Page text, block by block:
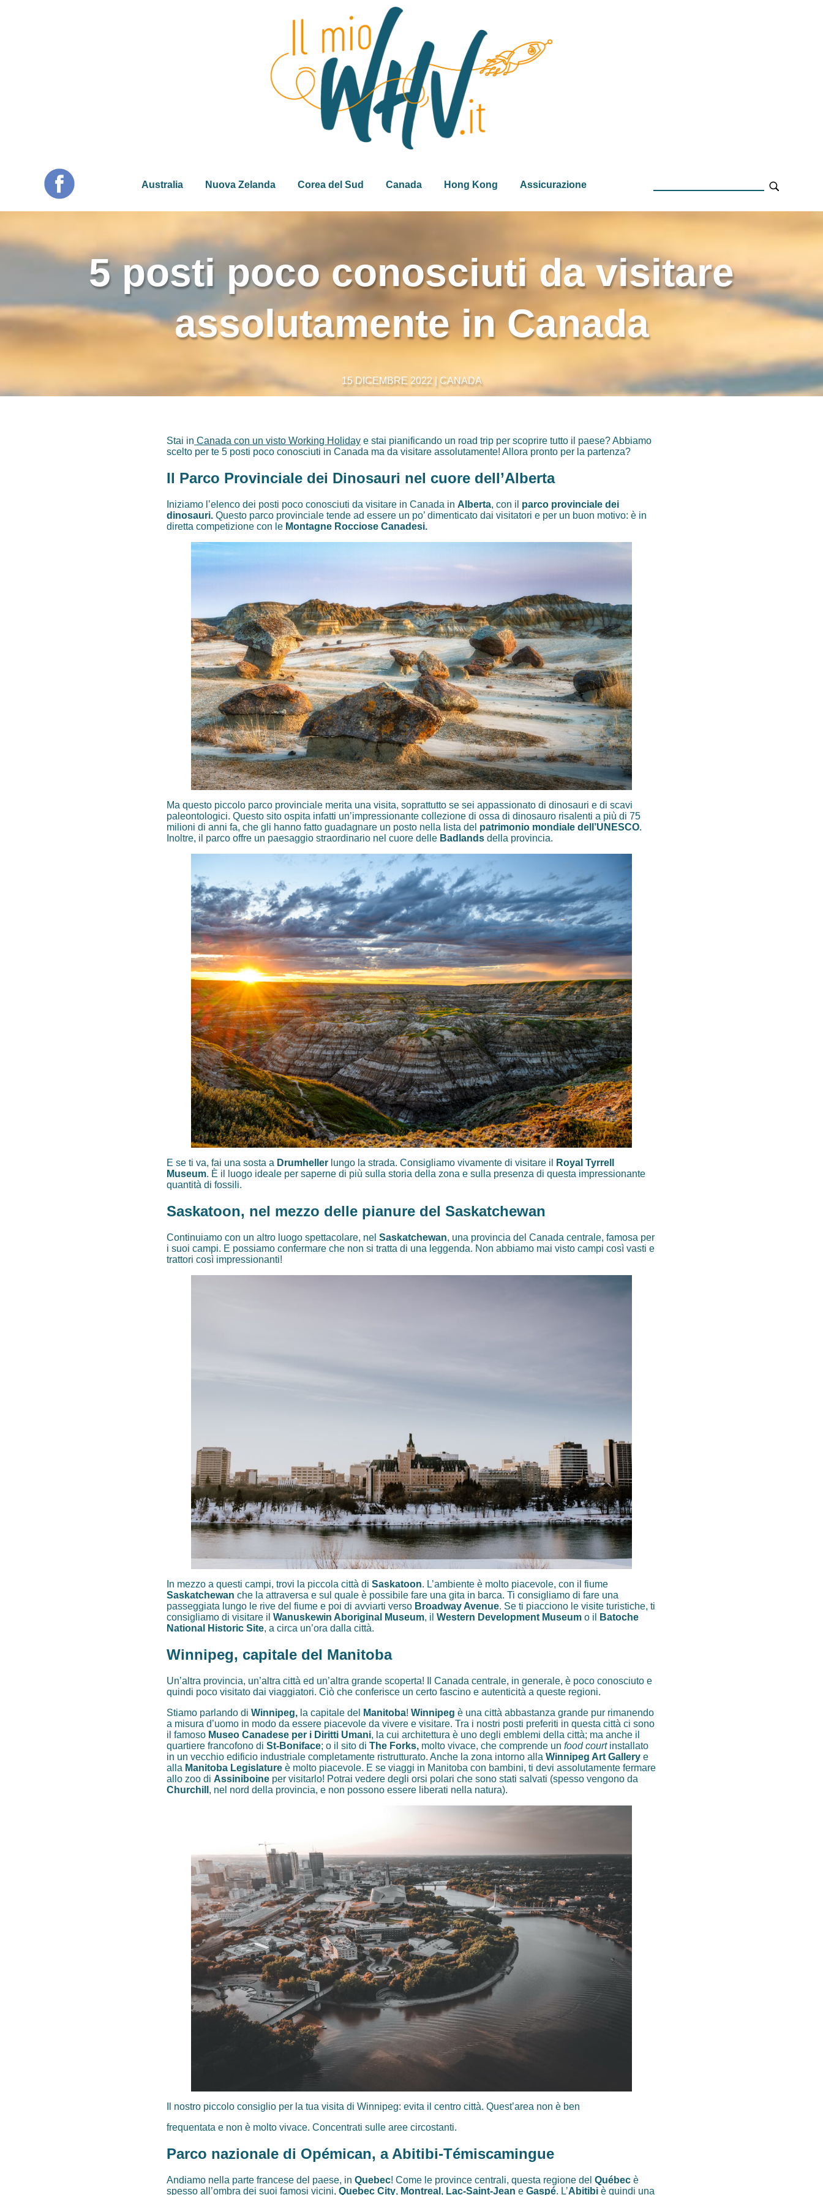
Australia Nuova Zelanda Corea del Sud Canada Hong Kong Assicurazione
5 posti poco conosciuti da visitare
assolutamente in Canada
15 DICEMBRE 2022 | CANADA
Stai in Canada con un visto Working Holiday e stai pianificando un road trip per scoprire tutto il paese? Abbiamo
scelto per te 5 posti poco conosciuti in Canada ma da visitare assolutamente! Allora pronto per la partenza?
Il Parco Provinciale dei Dinosauri nel cuore dell’Alberta
Iniziamo l’elenco dei posti poco conosciuti da visitare in Canada in Alberta, con il parco provinciale dei
dinosauri. Questo parco provinciale tende ad essere un po’ dimenticato dai visitatori e per un buon motivo: è in
diretta competizione con le Montagne Rocciose Canadesi.
Ma questo piccolo parco provinciale merita una visita, soprattutto se sei appassionato di dinosauri e di scavi
paleontologici. Questo sito ospita infatti un’impressionante collezione di ossa di dinosauro risalenti a più di 75
milioni di anni fa, che gli hanno fatto guadagnare un posto nella lista del patrimonio mondiale dell’UNESCO.
Inoltre, il parco offre un paesaggio straordinario nel cuore delle Badlands della provincia.
E se ti va, fai una sosta a Drumheller lungo la strada. Consigliamo vivamente di visitare il
Royal Tyrrell
Museum. È il luogo ideale per saperne di più sulla storia della zona e sulla presenza di questa impressionante
quantità di fossili.
Saskatoon, nel mezzo delle pianure del Saskatchewan
Continuiamo con un altro luogo spettacolare, nel Saskatchewan, una provincia del Canada centrale, famosa per
i suoi campi. E possiamo confermare che non si tratta di una leggenda. Non abbiamo mai visto campi così vasti e
trattori così impressionanti!
In mezzo a questi campi, trovi la piccola città di Saskatoon. L’ambiente è molto piacevole, con il fiume
Saskatchewan che la attraversa e sul quale è possibile fare una gita in barca. Ti consigliamo di fare una
passeggiata lungo le rive del fiume e poi di avviarti verso Broadway Avenue. Se ti piacciono le visite turistiche, ti
consigliamo di visitare il Wanuskewin Aboriginal Museum, il Western Development Museum o il
Batoche
National Historic Site, a circa un’ora dalla città.
Winnipeg, capitale del Manitoba
Un’altra provincia, un’altra città ed un’altra grande scoperta! Il Canada centrale, in generale, è poco conosciuto e
quindi poco visitato dai viaggiatori. Ciò che conferisce un certo fascino e autenticità a queste regioni.
Stiamo parlando di Winnipeg, la capitale del Manitoba! Winnipeg è una città abbastanza grande pur rimanendo
a misura d’uomo in modo da essere piacevole da vivere e visitare. Tra i nostri posti preferiti in questa città ci sono
il famoso Museo Canadese per i Diritti Umani, la cui architettura è uno degli emblemi della città; ma anche il
quartiere francofono di St-Boniface; o il sito di The Forks, molto vivace, che comprende un food courtinstallato
in un vecchio edificio industriale completamente ristrutturato. Anche la zona intorno alla Winnipeg Art Gallery e
alla Manitoba Legislature è molto piacevole. E se viaggi in Manitoba con bambini, ti devi assolutamente fermare
allo zoo di Assiniboine per visitarlo! Potrai vedere degli orsi polari che sono stati salvati (spesso vengono da
Churchill , nel nord della provincia, e non possono essere liberati nella natura).
Il nostro piccolo consiglio per la tua visita di Winnipeg: evita il centro città. Quest’area non è ben
frequentata e non è molto vivace. Concentrati sulle aree circostanti.
Parco nazionale di Opémican, a Abitibi-Témiscamingue
Andiamo nella parte francese del paese, in Quebec! Come le province centrali, questa regione del Québec è
spesso all’ombra dei suoi famosi vicini, Quebec City, Montreal , Lac-Saint-Jean e Gaspé. L’Abitibi è quindi una